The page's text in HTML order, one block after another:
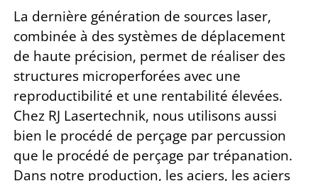
La dernière génération de sources laser,
combinée à des systèmes de déplacement
de haute précision, permet de réaliser des
structures microperforées avec une
reproductibilité et une rentabilité élevées.
Chez RJ Lasertechnik, nous utilisons aussi
bien le procédé de perçage par percussion
que le procédé de perçage par trépanation.
Dans notre production, les aciers, les aciers